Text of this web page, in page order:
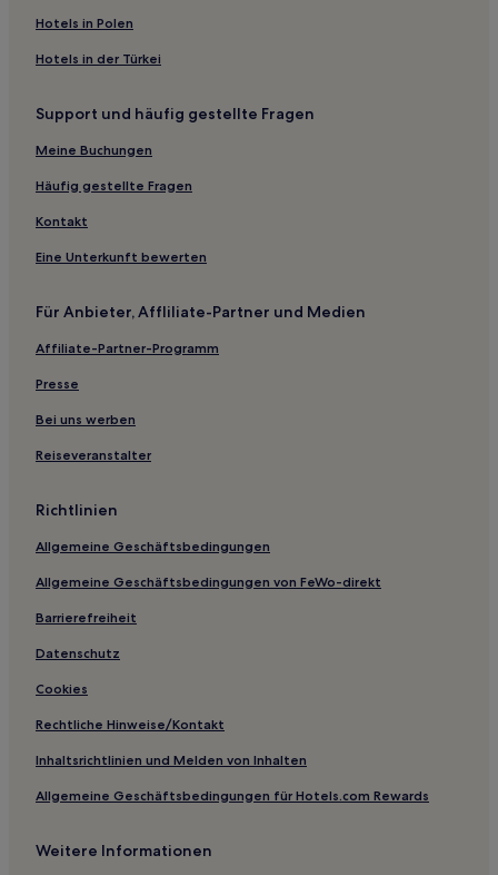
Hotels nahe Uchang Bowlingbahn
Imun 2-dong: Hotels
Dobong 2-dong: Hotels
Hotels nahe Station Gireum
Chang 1-dong: Hotels
Hagye 1-dong: Hotels
Suyu-Dong: Hotels
Sangbongil-Tong: Hotels
Jangwi-Dong: Hotels
Sanggye 8-dong: Hotels
Sanggye 2-dong: Hotels
Junggye-Dong: Hotels
Banghak-Dong: Hotels
Jungnang-Gu: Hotels
Hotels nahe Station Korea University
Beon-Dong: Hotels
Sangbong-Dong: Hotels
Sanggye 1-dong: Hotels
Gongneung-Dong: Hotels
Gasthäuser in Seoul
Ferienwohnungen in Samseon-dong
Hotels in Polen
Hotels in der Türkei
Support und häufig gestellte Fragen
Meine Buchungen
Häufig gestellte Fragen
Kontakt
Eine Unterkunft bewerten
Für Anbieter, Affliliate-Partner und Medien
Affiliate-Partner-Programm
Presse
Bei uns werben
Reiseveranstalter
Richtlinien
Allgemeine Geschäftsbedingungen
Allgemeine Geschäftsbedingungen von FeWo-direkt
Barrierefreiheit
Datenschutz
Cookies
Rechtliche Hinweise/Kontakt
Inhaltsrichtlinien und Melden von Inhalten
Allgemeine Geschäftsbedingungen für Hotels.com Rewards
Weitere Informationen